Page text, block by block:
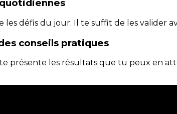
les défis du jour. Il te suffit de les valider
conseils pratiques
présente les résultats que tu peux en